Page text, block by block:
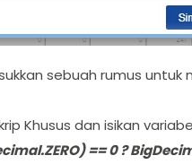
sebuah rumus
Khusus dan isikan
== 0 ?